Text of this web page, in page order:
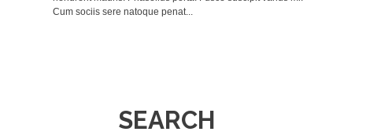
Cum sociis sere natoque penat...
SEARCH